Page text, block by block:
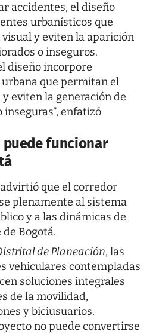
accidentes, el diseño
urbanísticos que
y eviten la aparición
o inseguros.
diseño incorpore
que permitan el
eviten la generación de
enfatizó
puede funcionar
que el corredor
plenamente al sistema
y a las dinámicas de
Bogotá.
de Planeación, las
vehiculares contempladas
soluciones integrales
de la movilidad,
y biciusuarios.
no puede convertirse